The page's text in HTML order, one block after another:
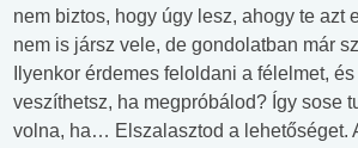
nem biztos, hogy úgy lesz, ahogy te azt
nem is jársz vele, de gondolatban már
Ilyenkor érdemes feloldani a félelmet,
veszíthetsz, ha megpróbálod? Így sose
volna, ha… Elszalasztod a lehetőséget.